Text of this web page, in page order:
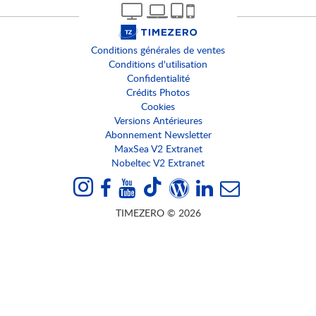
Conditions générales de ventes
Conditions d'utilisation
Confidentialité
Crédits Photos
Cookies
Versions Antérieures
Abonnement Newsletter
MaxSea V2 Extranet
Nobeltec V2 Extranet
TIMEZERO © 2026